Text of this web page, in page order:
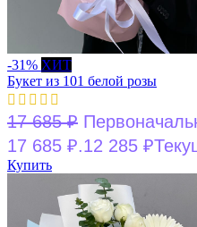
-31% ХИТ
Букет из 101 белой розы
17 685₽
17 685 ₽.12 285 ₽
Купить